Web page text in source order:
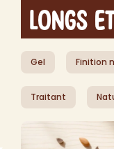
Longs
Gel Finition
Traitant